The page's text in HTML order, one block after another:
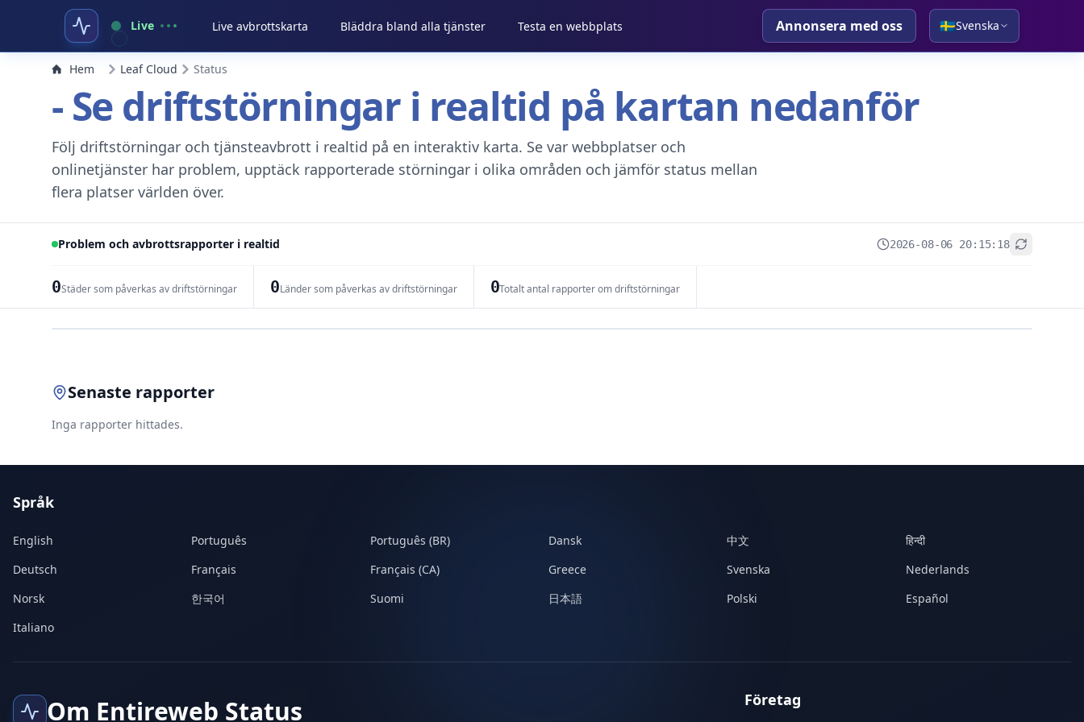
Live Live avbrottskarta Bläddra bland alla tjänster Testa en webbplats Annonsera med oss 🇸🇪Svenska
Hem Leaf Cloud Status
- Se driftstörningar i realtid på kartan nedanför
Följ driftstörningar och tjänsteavbrott i realtid på en interaktiv karta. Se var webbplatser och
onlinetjänster har problem, upptäck rapporterade störningar i olika områden och jämför status mellan
flera platser världen över.
Problem och avbrottsrapporter i realtid 2026-08-06 20:15:18
0Städer som påverkas av driftstörningar 0Länder som påverkas av driftstörningar 0Totalt antal rapporter om driftstörningar
Senaste rapporter
Inga rapporter hittades.
Språk
English Português Português (BR) Dansk 中文
हिन्दी
Deutsch
Français Français (CA) Greece Svenska
Nederlands
Norsk
한국어 Suomi 日本語 Polski
Español
Italiano
Om Entireweb Status Företag